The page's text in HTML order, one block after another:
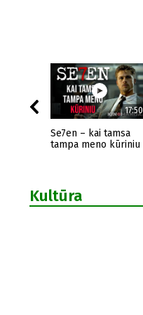
17:50
Se7en – kai tamsa
tampa meno kūriniu
Kultūra